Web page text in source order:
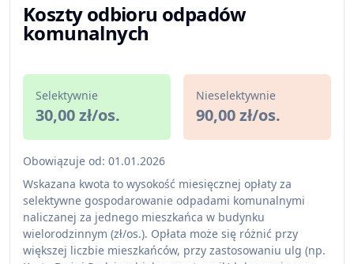
Koszty odbioru odpadów
komunalnych
Selektywnie
30,00 zł/os.
Nieselektywnie
90,00 zł/os.
Obowiązuje od: 01.01.2026
Wskazana kwota to wysokość miesięcznej opłaty za
selektywne gospodarowanie odpadami komunalnymi
naliczanej za jednego mieszkańca w budynku
wielorodzinnym (zł/os.). Opłata może się różnić przy
większej liczbie mieszkańców, przy zastosowaniu ulg (np.